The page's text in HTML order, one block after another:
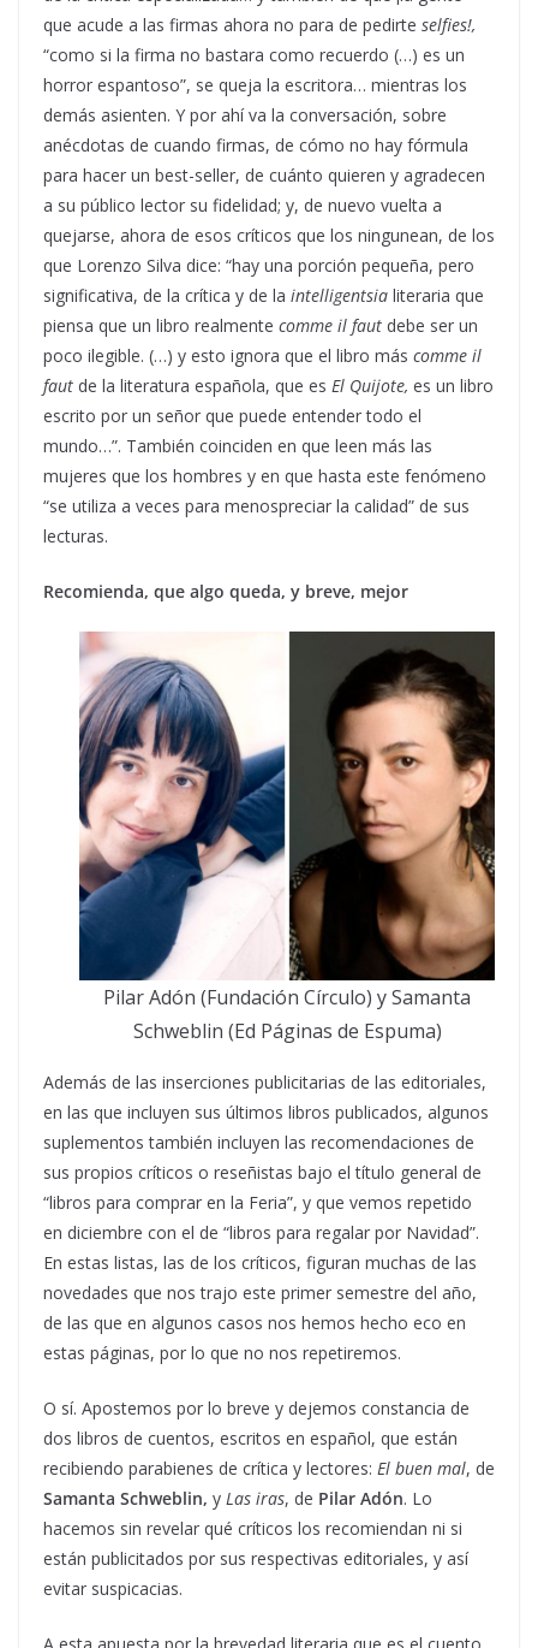
que acude a las firmas ahora no para de pedirte selfies!,
“como si la firma no bastara como recuerdo (…) es un
horror espantoso”, se queja la escritora… mientras los
demás asienten. Y por ahí va la conversación, sobre
anécdotas de cuando firmas, de cómo no hay fórmula
para hacer un best-seller, de cuánto quieren y agradecen
a su público lector su fidelidad; y, de nuevo vuelta a
quejarse, ahora de esos críticos que los ningunean, de los
que Lorenzo Silva dice: “hay una porción pequeña, pero
significativa, de la crítica y de la intelligentsia literaria que
piensa que un libro realmente comme il faut debe ser un
poco ilegible. (…) y esto ignora que el libro más comme il
faut de la literatura española, que es El Quijote, es un libro
escrito por un señor que puede entender todo el
mundo…”. También coinciden en que leen más las
mujeres que los hombres y en que hasta este fenómeno
“se utiliza a veces para menospreciar la calidad” de sus
lecturas.
Recomienda, que algo queda, y breve, mejor
Pilar Adón (Fundación Círculo) y Samanta
Schweblin (Ed Páginas de Espuma)
Además de las inserciones publicitarias de las editoriales,
en las que incluyen sus últimos libros publicados, algunos
suplementos también incluyen las recomendaciones de
sus propios críticos o reseñistas bajo el título general de
“libros para comprar en la Feria”, y que vemos repetido
en diciembre con el de “libros para regalar por Navidad”.
En estas listas, las de los críticos, figuran muchas de las
novedades que nos trajo este primer semestre del año,
de las que en algunos casos nos hemos hecho eco en
estas páginas, por lo que no nos repetiremos.
O sí. Apostemos por lo breve y dejemos constancia de
dos libros de cuentos, escritos en español, que están
recibiendo parabienes de crítica y lectores: El buen mal, de
Samanta Schweblin, y Las iras, de Pilar Adón. Lo
hacemos sin revelar qué críticos los recomiendan ni si
están publicitados por sus respectivas editoriales, y así
evitar suspicacias.